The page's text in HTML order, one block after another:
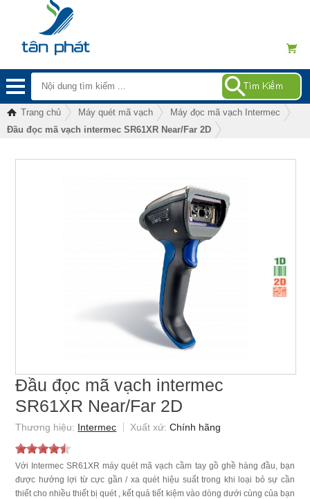
Trang chủ Máy quét mã vạch
Máy đọc mã vạch Intermec
Đầu đọc mã vạch intermec SR61XR Near/Far 2D
Đầu đọc mã vạch intermec
SR61XR Near/Far 2D
Intermec Chính hãng
Với Intermec SR61XR máy quét mã vạch cầm tay gồ ghề hàng đầu, bạn
được hưởng lợi từ cực gần / xa quét hiệu suất trong khi loại bỏ sự cần
thiết cho nhiều thiết bị quét , kết quả tiết kiệm vào dòng dưới cùng của bạn